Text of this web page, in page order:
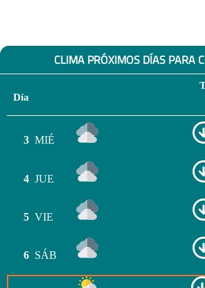
CLIMA PRÓXIMOS DÍAS PARA
Día
3 MIÉ
4 JUE
5 VIE
6 SÁB